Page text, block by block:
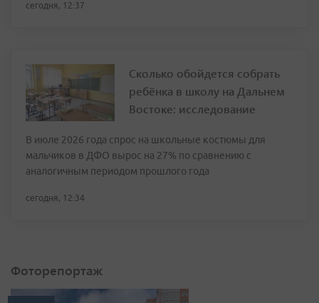
сегодня, 12:37
Сколько обойдется собрать
ребёнка в школу на Дальнем
Востоке: исследование
В июле 2026 года спрос на школьные костюмы для
мальчиков в ДФО вырос на 27% по сравнению с
аналогичным периодом прошлого года
сегодня, 12:34
Фоторепортаж